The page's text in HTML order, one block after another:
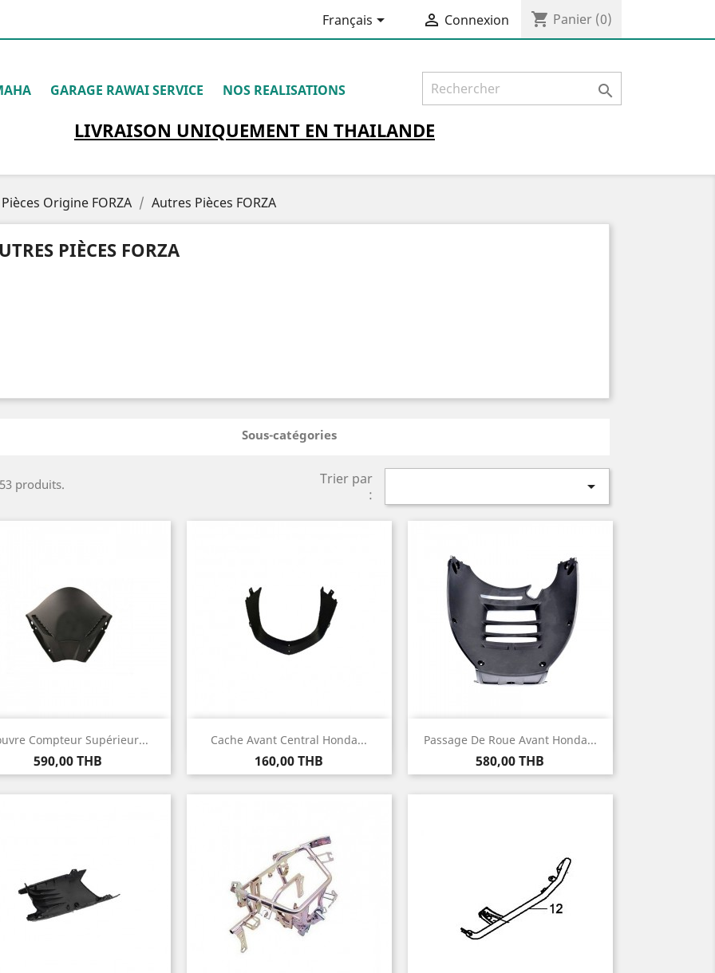
Français  Connexion shopping_cart Panier (0)
GARAGE RAWAI SERVICE NOS REALISATIONS 
LIVRAISON UNIQUEMENTEN THAILANDE
Pièces Origine FORZA Autres Pièces FORZA
PIÈCES FORZA
Sous-catégories
produits.
Trier par
:

Compteur Supérieur...
Prix
590,00 THB
Aperçu rapide Cache Avant Central Honda...
Prix
160,00 THB
Aperçu rapide Passage De Roue Avant Honda...
Prix
580,00 THB
Aperçu rapide